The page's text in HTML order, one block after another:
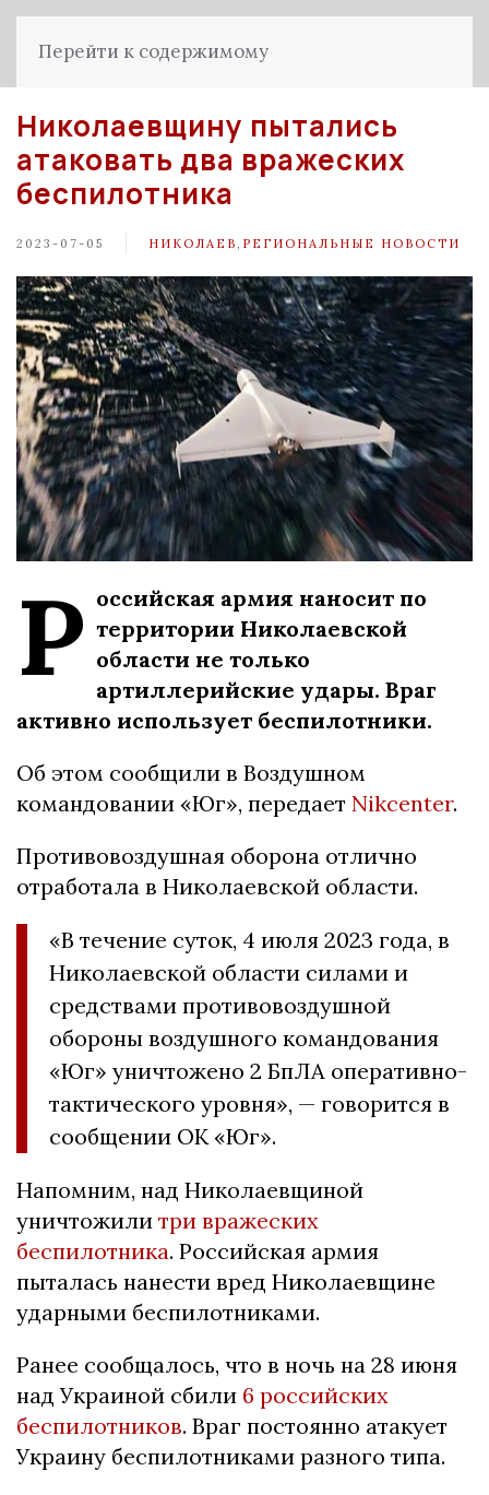
Перейти к содержимому
Николаевщину пытались
атаковать два вражеских
беспилотника
2023-07-05 НИКОЛАЕВ РЕГИОНАЛЬНЫЕ НОВОСТИ
Р оссийская армия наносит по
территории Николаевской
области не только
артиллерийские удары. Враг
активно использует беспилотники.
Об этом сообщили в Воздушном
командовании «Юг», передает Nikcenter.
Противовоздушная оборона отлично
отработала в Николаевской области.
«В течение суток, 4 июля 2023 года, в
Николаевской области силами и
средствами противовоздушной
обороны воздушного командования
«Юг» уничтожено 2 БпЛА оперативно-
тактического уровня», — говорится в
сообщении ОК «Юг».
Напомним, над Николаевщиной
уничтожили три вражеских
беспилотника. Российская армия
пыталась нанести вред Николаевщине
ударными беспилотниками.
Ранее сообщалось, что в ночь на 28 июня
над Украиной сбили 6 российских
беспилотников. Враг постоянно атакует
Украину беспилотниками разного типа.